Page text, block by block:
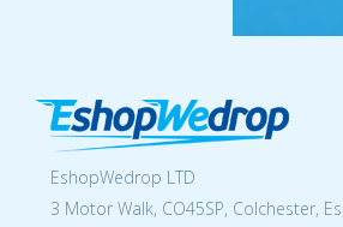
EshopWedrop LTD
3 Motor Walk, CO45SP, Colchester,